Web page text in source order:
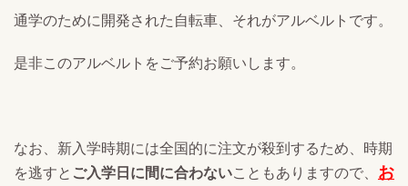
通学のために開発された自転車、それがアルベルトです。
是非このアルベルトをご予約お願いします。
なお、新入学時期には全国的に注文が殺到するため、時期
を逃すと ご入学日に間に合わないこともありますので、 お